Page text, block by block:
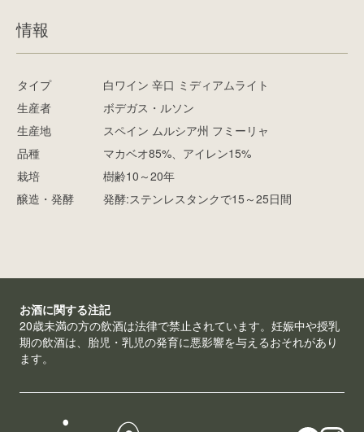
情報
タイプ
白ワイン 辛口 ミディアムライト
生産者
ボデガス・ルソン
生産地
スペイン ムルシア州 フミーリャ
品種
マカベオ85%、アイレン15%
栽培
樹齢10～20年
醸造・発酵
発酵:ステンレスタンクで15～25日間
お酒に関する注記
20歳未満の方の飲酒は法律で禁止されています。妊娠中や授乳
期の飲酒は、胎児・乳児の発育に悪影響を与えるおそれがあり
ます。